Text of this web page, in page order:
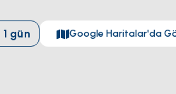
1 gün Google Haritalar'da